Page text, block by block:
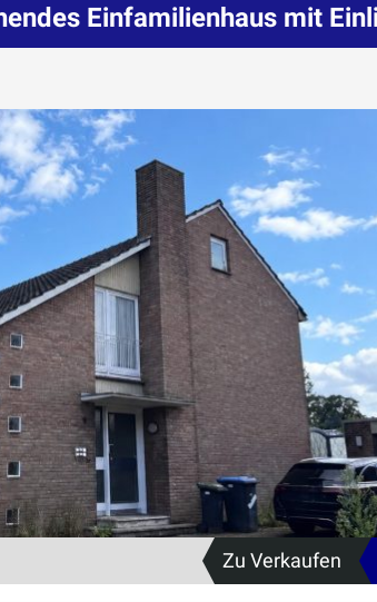
Einfamilienhaus mit
Zu Verkaufen